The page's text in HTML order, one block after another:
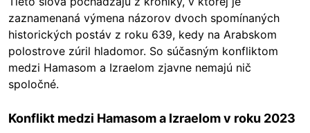
zaznamenaná výmena názorov dvoch spomínaných
historických postáv z roku 639, kedy na Arabskom
polostrove zúril hladomor. So súčasným konfliktom
medzi Hamasom a Izraelom zjavne nemajú nič
spoločné.
Konflikt medzi Hamasom a Izraelom v roku 2023